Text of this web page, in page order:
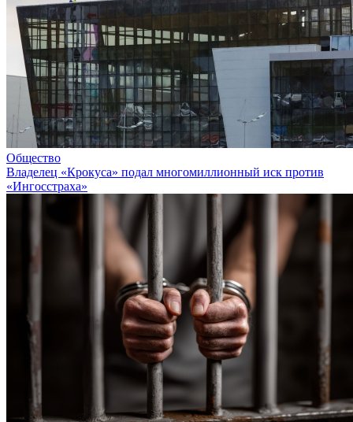
Общество
Владелец «Крокуса» подал многомиллионный иск против
«Ингосстраха»